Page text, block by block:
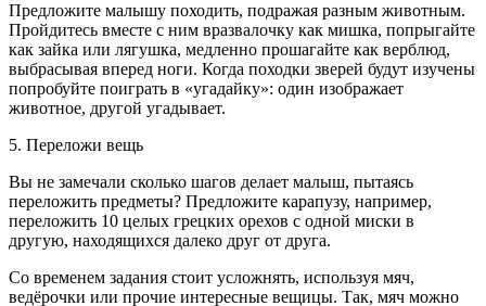
Предложите малышу походить, подражая разным животным.
Пройдитесь вместе с ним вразвалочку как мишка, попрыгайте
как зайка или лягушка, медленно прошагайте как верблюд,
выбрасывая вперед ноги. Когда походки зверей будут изучены
попробуйте поиграть в «угадайку»: один изображает
животное, другой угадывает.
5. Переложи вещь
Вы не замечали сколько шагов делает малыш, пытаясь
переложить предметы? Предложите карапузу, например,
переложить 10 целых грецких орехов с одной миски в
другую, находящихся далеко друг от друга.
Со временем задания стоит усложнять, используя мяч,
ведёрочки или прочие интересные вещицы. Так, мяч можно